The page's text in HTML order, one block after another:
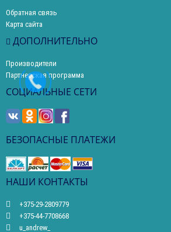
Обратная связь
Карта сайта
ДОПОЛНИТЕЛЬНО
Производители
Партнерская программа
СОЦИАЛЬНЫЕ СЕТИ
БЕЗОПАСНЫЕ ПЛАТЕЖИ
НАШИ КОНТАКТЫ
+375-29-2809779
+375-44-7708668
u_andrew_